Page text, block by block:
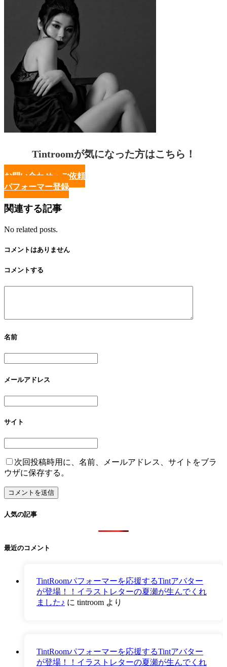
Tintroomが気になった方はこちら！
お問い合わせ・ご依頼
パフォーマー登録
関連する記事
No related posts.
コメントはありません
コメントする
名前
メールアドレス
サイト
次回投稿時用に、名前、メールアドレス、サイトをブラ
ウザに保存する。
人気の記事
最近のコメント
TintRoomパフォーマーを応援するTintアバター
が登場！！イラストレターの夏瀬が生んでくれ
ました♪ に tintroom より
TintRoomパフォーマーを応援するTintアバター
が登場！！イラストレターの夏瀬が生んでくれ